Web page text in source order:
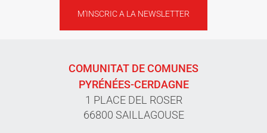
M'INSCRIC A LA NEWSLETTER
COMUNITAT DE COMUNES
PYRÉNÉES-CERDAGNE
1 PLACE DEL ROSER
66800 SAILLAGOUSE